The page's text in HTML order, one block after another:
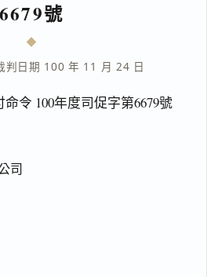
6679號
判日期 100 年 11 月 24 日
令 100年度司促字第6679號
司